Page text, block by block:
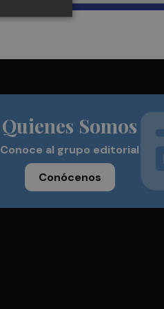
Quienes Somos
Conoce al grupo editorial
Conócenos